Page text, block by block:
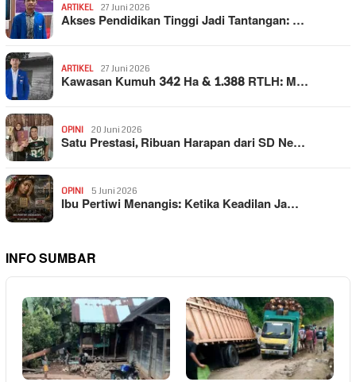
ARTIKEL 27 Juni 2026
Akses Pendidikan Tinggi Jadi Tantangan: …
ARTIKEL 27 Juni 2026
Kawasan Kumuh 342 Ha & 1.388 RTLH: M…
OPINI 20 Juni 2026
Satu Prestasi, Ribuan Harapan dari SD Ne…
OPINI 5 Juni 2026
Ibu Pertiwi Menangis: Ketika Keadilan Ja…
INFO SUMBAR